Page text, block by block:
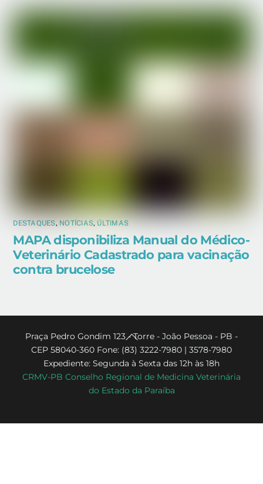
DESTAQUES, NOTÍCIAS, ÚLTIMAS
MAPA disponibiliza Manual do Médico-
Veterinário Cadastrado para vacinação
contra brucelose
Back
To
Top
Praça Pedro Gondim 123 - Torre - João Pessoa - PB -
CEP 58040-360 Fone: (83) 3222-7980 | 3578-7980
Expediente: Segunda à Sexta das 12h às 18h
CRMV-PB Conselho Regional de Medicina Veterinária
do Estado da Paraíba